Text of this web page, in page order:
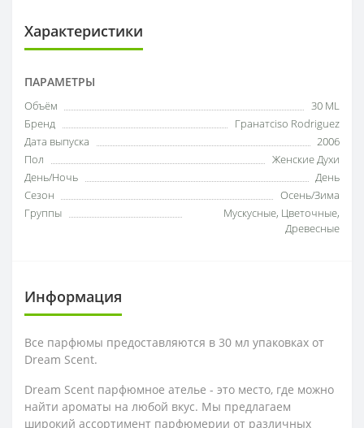
Характеристики
ПАРАМЕТРЫ
Объём
30 ML
Бренд
Гранатciso Rodriguez
Дата выпуска
2006
Пол
Женские Духи
День/Ночь
День
Сезон
Осень/Зима
Группы
Мускусные, Цветочные,
Древесные
Информация
Все парфюмы предоставляются в 30 мл упаковках от
Dream Scent.
Dream Scent парфюмное ателье - это место, где можно
найти ароматы на любой вкус. Мы предлагаем
широкий ассортимент парфюмерии от различных